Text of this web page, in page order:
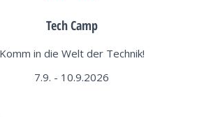
Tech Camp
Komm in die Welt der Technik!
7.9. - 10.9.2026